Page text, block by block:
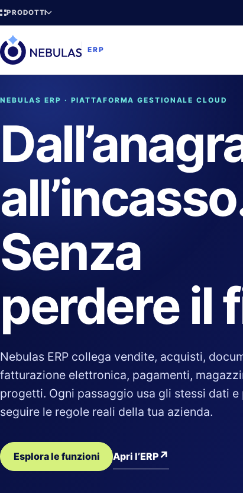
PRODOTTI
ERP
NEBULAS ERP · PIATTAFORMA GESTIONALE CLOUD
Senza
perdere il
Nebulas ERP collega vendite, acquisti,
fatturazione elettronica, pagamenti,
progetti. Ogni passaggio usa gli stessi dati e
seguire le regole reali della tua azienda.
Esplora le funzioni Apri l’ERP↗